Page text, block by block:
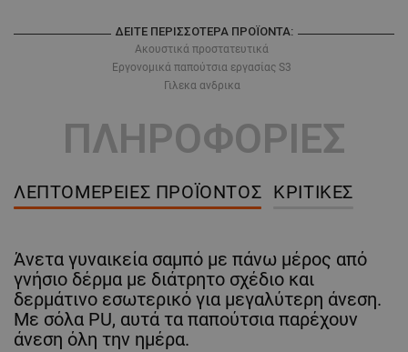
ΔΕΊΤΕ ΠΕΡΙΣΣΌΤΕΡΑ ΠΡΟΪΌΝΤΑ:
Ακουστικά προστατευτικά
Εργονομικά παπούτσια εργασίας S3
Γιλεκα ανδρικα
ΠΛΗΡΟΦΟΡΙΕΣ
ΛΕΠΤΟΜΈΡΕΙΕΣ ΠΡΟΪΌΝΤΟΣ ΚΡΙΤΙΚΈΣ
Άνετα γυναικεία σαμπό με πάνω μέρος από
γνήσιο δέρμα με διάτρητο σχέδιο και
δερμάτινο εσωτερικό για μεγαλύτερη άνεση.
Με σόλα PU, αυτά τα παπούτσια παρέχουν
άνεση όλη την ημέρα.